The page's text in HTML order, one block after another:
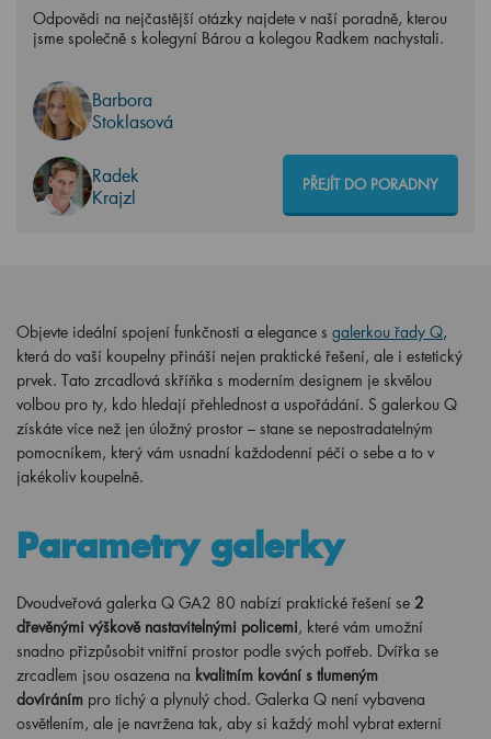
Odpovědi na nejčastější otázky najdete v naší poradně, kterou
jsme společně s kolegyní Bárou a kolegou Radkem nachystali.
Barbora
Stoklasová
Radek
Krajzl
PŘEJÍT DO PORADNY
Objevte ideální spojení funkčnosti a elegance s galerkou řady Q,
která do vaší koupelny přináší nejen praktické řešení, ale i estetický
prvek. Tato zrcadlová skříňka s moderním designem je skvělou
volbou pro ty, kdo hledají přehlednost a uspořádání. S galerkou Q
získáte více než jen úložný prostor – stane se nepostradatelným
pomocníkem, který vám usnadní každodenní péči o sebe a to v
jakékoliv koupelně.
Parametry galerky
Dvoudveřová galerka Q GA2 80 nabízí praktické řešení se 2
dřevěnými výškově nastavitelnými policemi, které vám umožní
snadno přizpůsobit vnitřní prostor podle svých potřeb. Dvířka se
zrcadlem jsou osazena na kvalitním kování s tlumeným
dovíráním pro tichý a plynulý chod. Galerka Q není vybavena
osvětlením, ale je navržena tak, aby si každý mohl vybrat externí